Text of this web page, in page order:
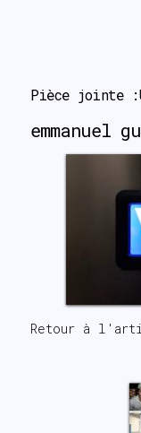
Pièce jointe
emmanuel
Retour à